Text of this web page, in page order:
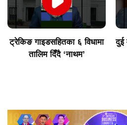
ट्रेकिङ गाइडसहितका ६ विधामा
तालिम दिँदै ‘नाथम’
दुई